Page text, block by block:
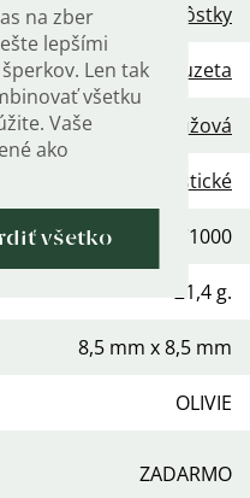
na zber
lepšími
Len tak
všetku
Vaše
ako
všetko
Kôstky
Puzeta
Ružová
Minimalistické
Ag 925/1000
≤1,4 g.
8,5 mm x 8,5 mm
OLIVIE
ZADARMO